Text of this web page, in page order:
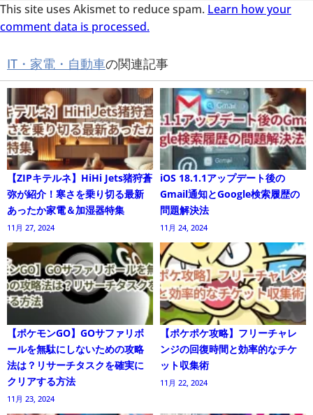
This site uses Akismet to reduce spam. Learn how your
comment data is processed.
IT・家電・自動車の関連記事
【ZIPキテルネ】HiHi Jets猪狩蒼
弥が紹介！寒さを乗り切る最新
あったか家電＆加湿器特集
11月 27, 2024
iOS 18.1.1アップデート後の
Gmail通知とGoogle検索履歴の
問題解決法
11月 24, 2024
【ポケモンGO】GOサファリボ
ールを無駄にしないための攻略
法は？リサーチタスクを確実に
クリアする方法
11月 23, 2024
【ポケポケ攻略】フリーチャレ
ンジの回復時間と効率的なチケ
ット収集術
11月 22, 2024